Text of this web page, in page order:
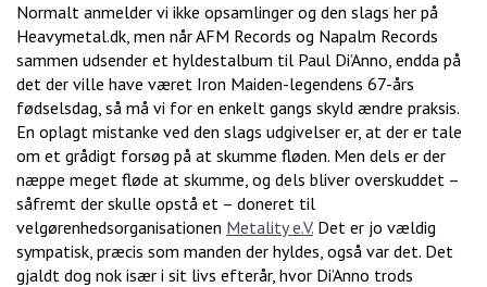
Normalt anmelder vi ikke opsamlinger og den slags her på
Heavymetal.dk, men når AFM Records og Napalm Records
sammen udsender et hyldestalbum til Paul Di’Anno, endda på
det der ville have været Iron Maiden-legendens 67-års
fødselsdag, så må vi for en enkelt gangs skyld ændre praksis.
En oplagt mistanke ved den slags udgivelser er, at der er tale
om et grådigt forsøg på at skumme fløden. Men dels er der
næppe meget fløde at skumme, og dels bliver overskuddet –
såfremt der skulle opstå et – doneret til
velgørenhedsorganisationen Metality e.V. Det er jo vældig
sympatisk, præcis som manden der hyldes, også var det. Det
gjaldt dog nok især i sit livs efterår, hvor Di’Anno trods